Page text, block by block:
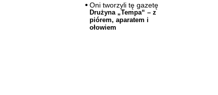
Oni tworzyli tę gazetę
Drużyna „Tempa“ – z
piórem, aparatem i
ołowiem